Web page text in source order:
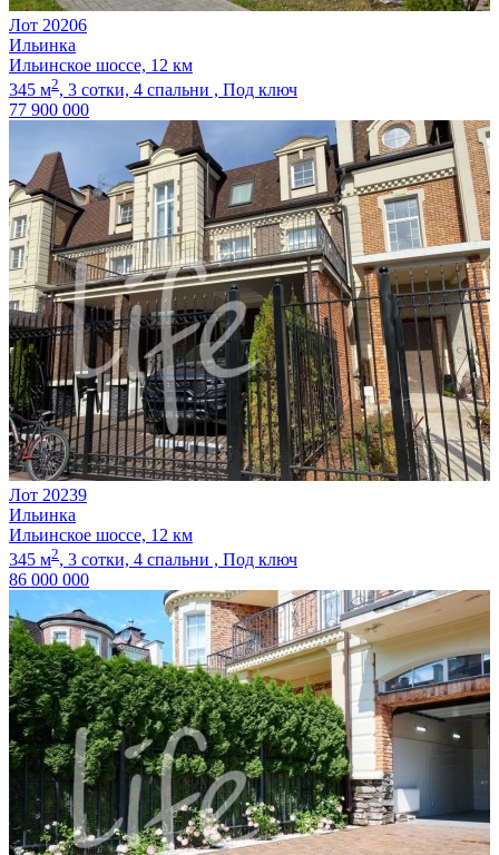
Лот 20206
Ильинка
Ильинское шоссе, 12 км
345 м2, 3 сотки, 4 спальни , Под ключ
77 900 000
Лот 20239
Ильинка
Ильинское шоссе, 12 км
345 м2, 3 сотки, 4 спальни , Под ключ
86 000 000